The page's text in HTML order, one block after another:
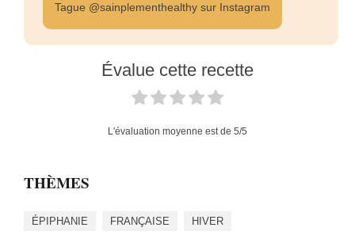
Tague @sainplementhealthy sur Instagram
Évalue cette recette
L'évaluation moyenne est de 5/5
THÈMES
ÉPIPHANIE FRANÇAISE HIVER